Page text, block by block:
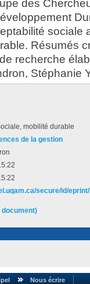
des
sociale
Résumés
recherche
Stéphanie
mobilité durable
de la gestion
secure/id/
document)
Nous écrire